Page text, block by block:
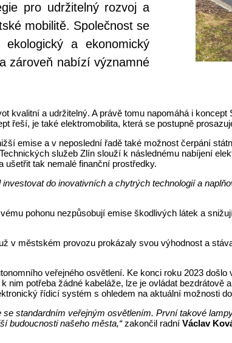
pro udržitelný rozvoj a
mobilitě. Společnost se
a ekonomický
zároveň nabízí významné
kvalitní a udržitelný. A právě tomu napomáhá i
řeší, je také elektromobilita, která se postupně
emise a v neposlední řadě také možnost čerpání
služeb Zlín slouží k následnému nabíjení
tak nemalé finanční prostředky.
do inovativních a chytrých technologií a
pohonu nezpůsobují emise škodlivých látek a
v městském provozu prokázaly svou výhodnost a
veřejného osvětlení. Ke konci roku 2023
potřeba žádné kabeláže, lze je ovládat
řídicí systém s ohledem na aktuální možnosti
standardním veřejným osvětlením. První takové
budoucnosti našeho města,“zakončil radníVáclav